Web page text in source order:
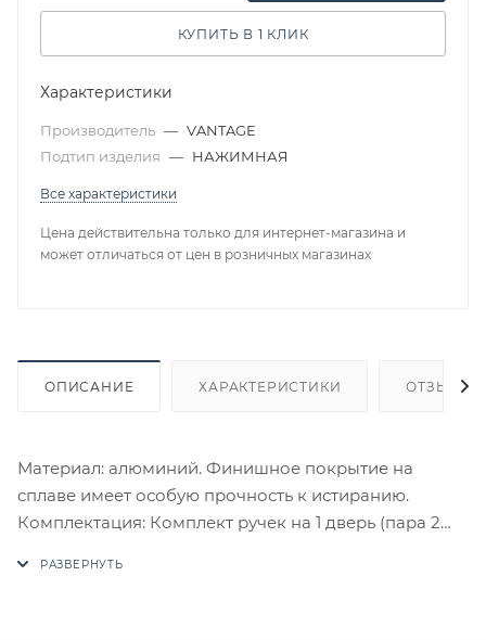
КУПИТЬ В 1 КЛИК
Характеристики
Производитель — VANTAGE
Подтип изделия — НАЖИМНАЯ
Все характеристики
Цена действительна только для интернет-магазина и
может отличаться от цен в розничных магазинах
ОПИСАНИЕ ХАРАКТЕРИСТИКИ ОТЗЫВЫ
Материал: алюминий. Финишное покрытие на
сплаве имеет особую прочность к истиранию.
Комплектация: Комплект ручек на 1 дверь (пара 2